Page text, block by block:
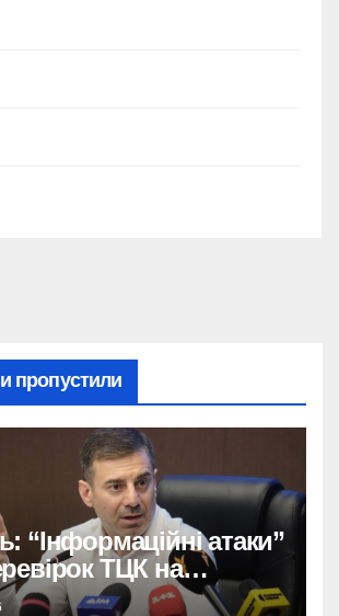
пропустили
“Інформаційні атаки”
ТЦК на